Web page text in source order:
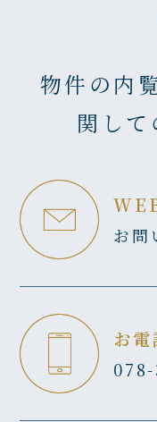
物件の内
関し
お問
お